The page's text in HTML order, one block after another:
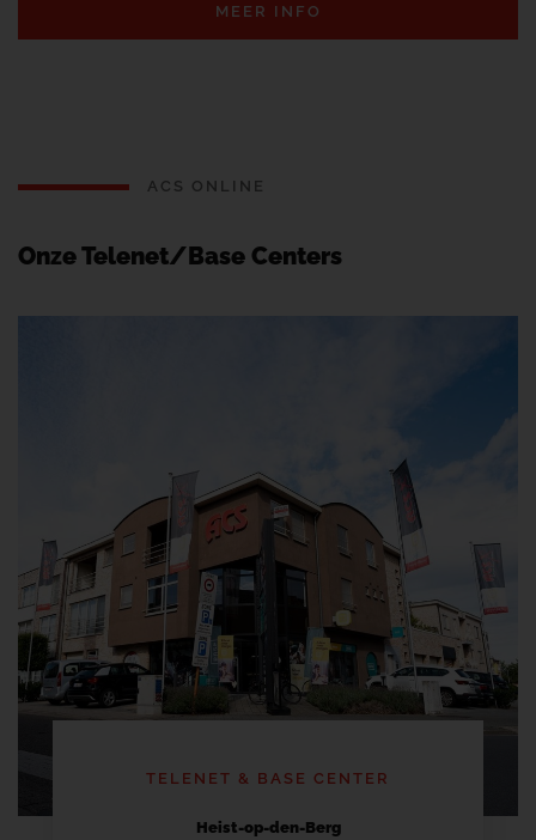
MEER INFO
ACS ONLINE
Onze Telenet/Base Centers
TELENET & BASE CENTER
Heist-op-den-Berg